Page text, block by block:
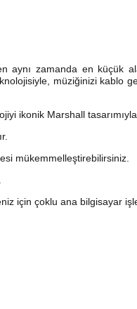
aynı zamanda en küçük
müziğinizi kablo
ikonik Marshall
mükemmelleştirebilirsiniz.
için çoklu ana bilgisayar